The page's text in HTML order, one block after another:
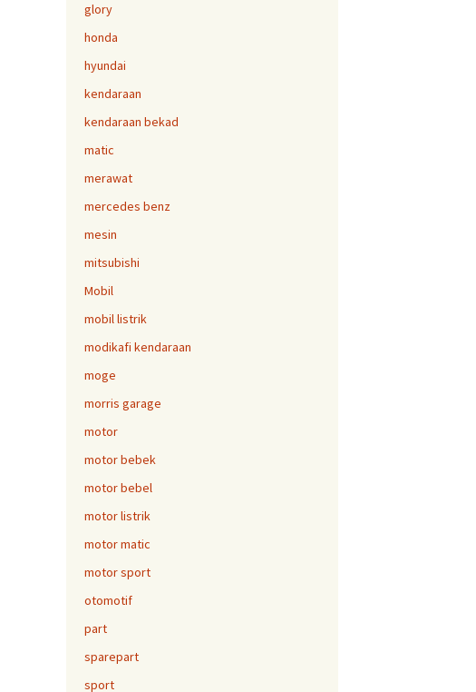
glory
honda
hyundai
kendaraan
kendaraan bekad
matic
merawat
mercedes benz
mesin
mitsubishi
Mobil
mobil listrik
modikafi kendaraan
moge
morris garage
motor
motor bebek
motor bebel
motor listrik
motor matic
motor sport
otomotif
part
sparepart
sport